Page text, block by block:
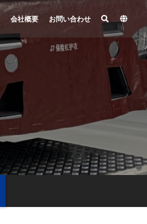
会社概要 お問い合わせ